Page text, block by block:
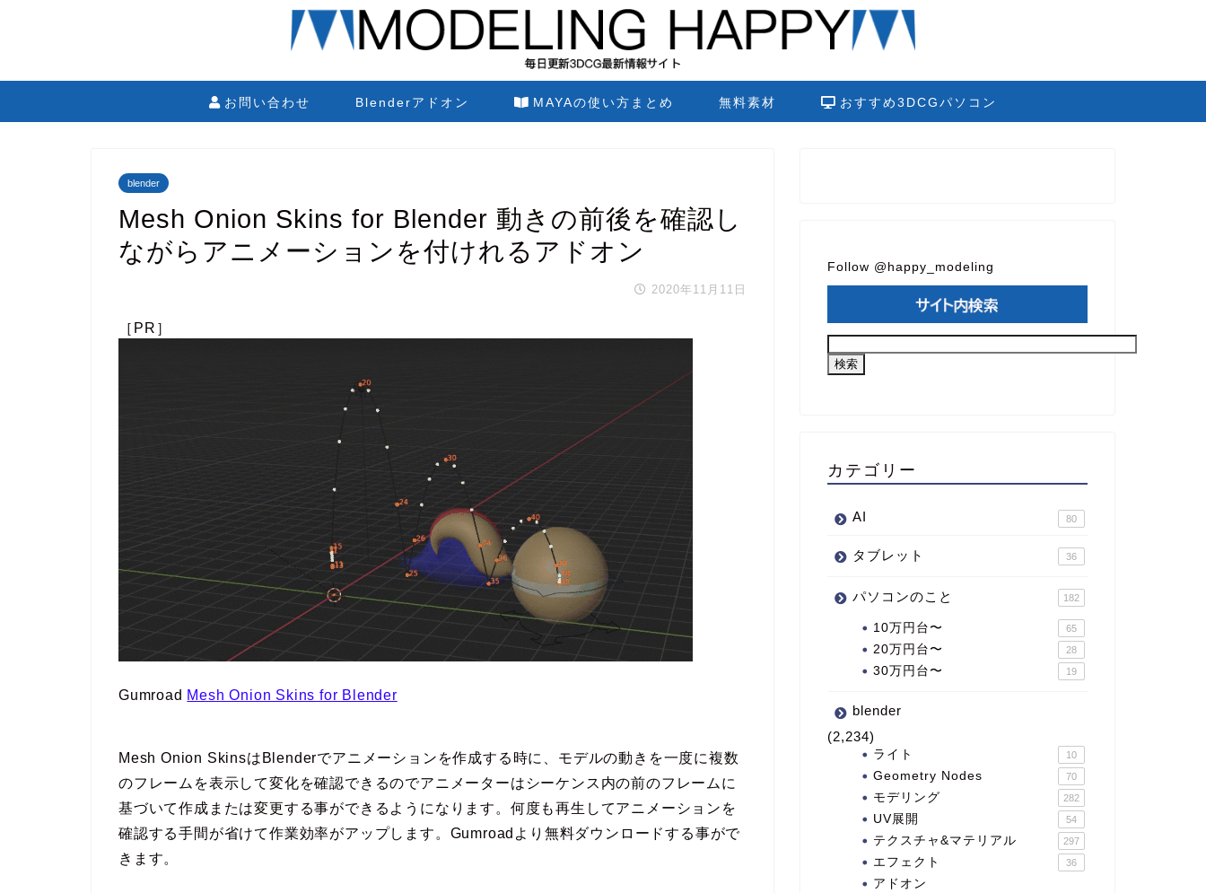
お問い合わせ Blenderアドオン MAYAの使い方まとめ 無料素材 おすすめ3DCGパソコン
blender
Mesh Onion Skins for Blender 動きの前後を確認し
ながらアニメーションを付けれるアドオン
2020年11月11日
［PR］
Gumroad Mesh Onion Skins for Blender
Mesh Onion SkinsはBlenderでアニメーションを作成する時に、モデルの動きを一度に複数
のフレームを表示して変化を確認できるのでアニメーターはシーケンス内の前のフレームに
基づいて作成または変更する事ができるようになります。何度も再生してアニメーションを
確認する手間が省けて作業効率がアップします。Gumroadより無料ダウンロードする事がで
きます。
Follow @happy_modeling
カテゴリー
AI 80
タブレット 36
パソコンのこと 182
10万円台〜 65
20万円台〜 28
30万円台〜 19
blender
(2,234)
ライト 10
Geometry Nodes 70
モデリング 282
UV展開 54
テクスチャ&マテリアル 297
エフェクト 36
アドオン